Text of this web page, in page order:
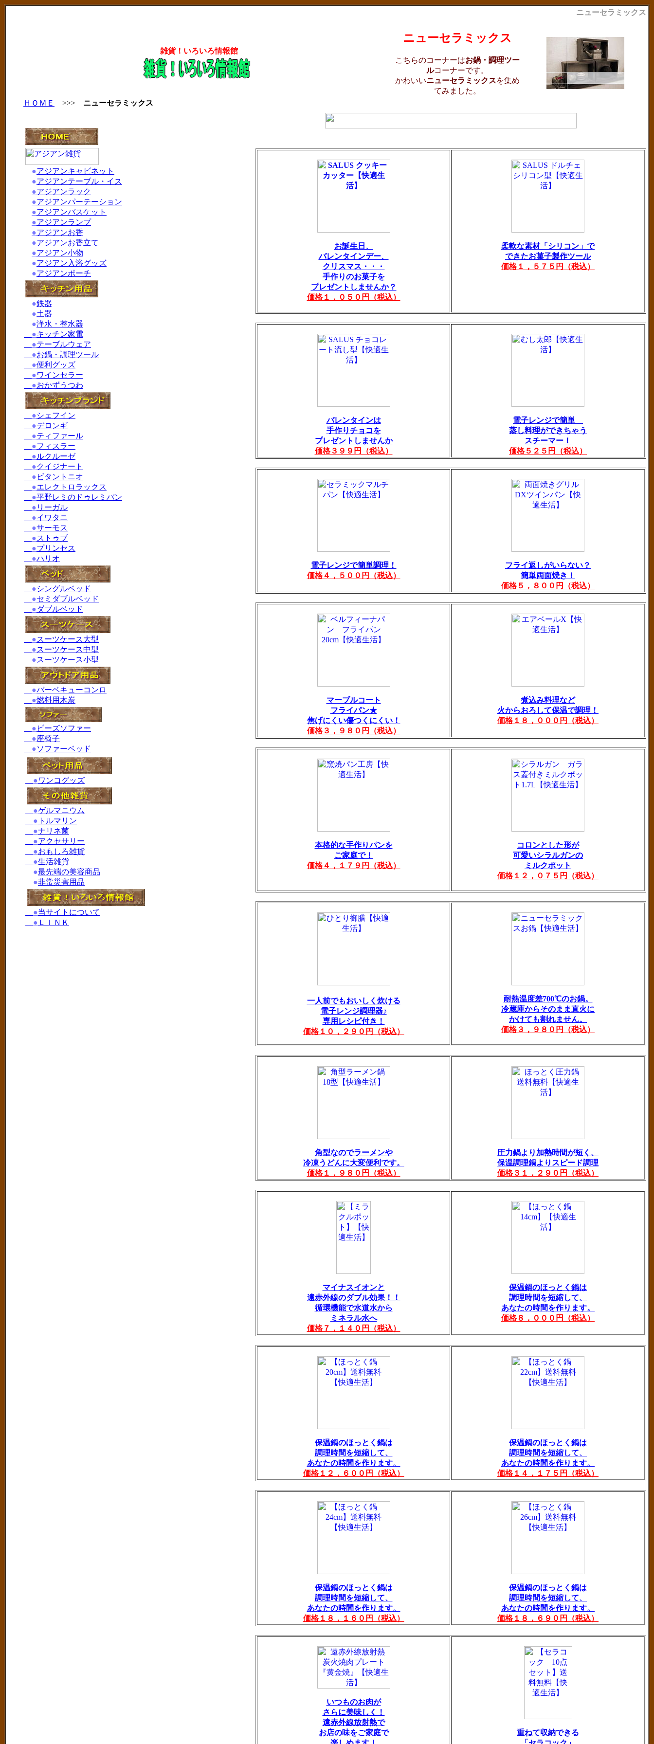
ニューセラミックス
雑貨！いろいろ情報館
ニューセラミックス
こちらのコーナーはお鍋・調理ツー
ルコーナーです。
かわいいニューセラミックスを集め
てみました。
ＨＯＭＥ
>>> ニューセラミックス
お誕生日、
バレンタインデー、
クリスマス・・・
手作りのお菓子を
プレゼントしませんか？
価格１，０５０円（税込）
柔軟な素材「シリコン」で
できたお菓子製作ツール
価格１，５７５円（税込）
バレンタインは
手作りチョコを
プレゼントしませんか
価格３９９円（税込）
電子レンジで簡単
蒸し料理ができちゃう
スチーマー！
価格５２５円（税込）
電子レンジで簡単調理！
価格４，５００円（税込）
フライ返しがいらない？
簡単両面焼き！
価格５，８００円（税込）
マーブルコート
フライパン★
焦げにくい傷つくにくい！
価格３，９８０円（税込）
煮込み料理など
火からおろして保温で調理！
価格１８，０００円（税込）
本格的な手作りパンを
ご家庭で！
価格４，１７９円（税込）
コロンとした形が
可愛いシラルガンの
ミルクポット
価格１２，０７５円（税込）
一人前でもおいしく炊ける
電子レンジ調理器♪
専用レシピ付き！
価格１０，２９０円（税込）
耐熱温度差700℃のお鍋。
冷蔵庫からそのまま直火に
かけても割れません。
価格３，９８０円（税込）
角型なのでラーメンや
冷凍うどんに大変便利です。
価格１，９８０円（税込）
圧力鍋より加熱時間が短く、
保温調理鍋よりスピード調理
価格３１，２９０円（税込）
マイナスイオンと
遠赤外線のダブル効果！！
循環機能で水道水から
ミネラル水へ
価格７，１４０円（税込）
保温鍋のほっとく鍋は
調理時間を短縮して、
あなたの時間を作ります。
価格８，０００円（税込）
保温鍋のほっとく鍋は
調理時間を短縮して、
あなたの時間を作ります。
価格１２，６００円（税込）
保温鍋のほっとく鍋は
調理時間を短縮して、
あなたの時間を作ります。
価格１４，１７５円（税込）
保温鍋のほっとく鍋は
調理時間を短縮して、
あなたの時間を作ります。
価格１８，１６０円（税込）
保温鍋のほっとく鍋は
調理時間を短縮して、
あなたの時間を作ります。
価格１８，６９０円（税込）
いつものお肉が
さらに美味しく！
遠赤外線放射熱で
お店の味をご家庭で
重ねて収納できる
●アジアンキャビネット
●アジアンテーブル・イス
●アジアンラック
●アジアンパーテーション
●アジアンバスケット
●アジアンランプ
●アジアンお香
●アジアンお香立て
●アジアン小物
●アジアン入浴グッズ
●アジアンポーチ
●鉄器
●土器
●浄水・整水器
●キッチン家電
●テーブルウェア
●お鍋・調理ツール
●便利グッズ
●ワインセラー
●おかずうつわ
●シェフイン
●デロンギ
●ティファール
●フィスラー
●ルクルーゼ
●クイジナート
● ビタントニオ
●エレクトロラックス
●平野レミのドゥレミパン
● リーガル
●イワタニ
●サーモス
●ストゥブ
●プリンセス
●ハリオ
●シングルベッド
●セミダブルベッド
●ダブルベッド
●スーツケース大型
●スーツケース中型
●スーツケース小型
●バーベキューコンロ
●燃料用木炭
● ビーズソファー
●座椅子
●ソファーベッド
●ワンコグッズ
●ゲルマニウム
● トルマリン
●ナリネ菌
●アクセサリー
●おもしろ雑貨
●生活雑貨
●最先端の美容商品
●非常災害用品
●当サイトについて
● ＬＩＮＫ